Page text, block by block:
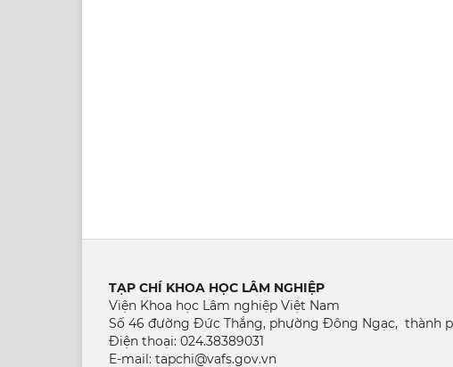
TẠP CHÍ KHOA HỌC LÂM NGHIỆP
Viện Khoa học Lâm nghiệp Việt Nam
Số 46 đường Đức Thắng, phường Đông Ngạc, thành
Điện thoại: 024.38389031
E-mail: tapchi@vafs.gov.vn